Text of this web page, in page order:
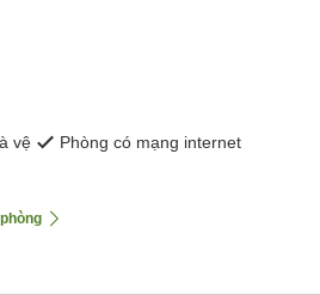
vệ
Phòng có mạng internet